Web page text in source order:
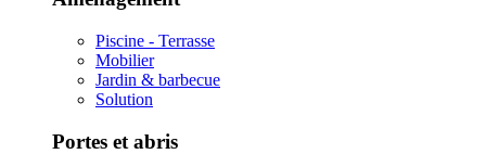
Piscine - Terrasse
Mobilier
Jardin & barbecue
Solution
Portes et abris